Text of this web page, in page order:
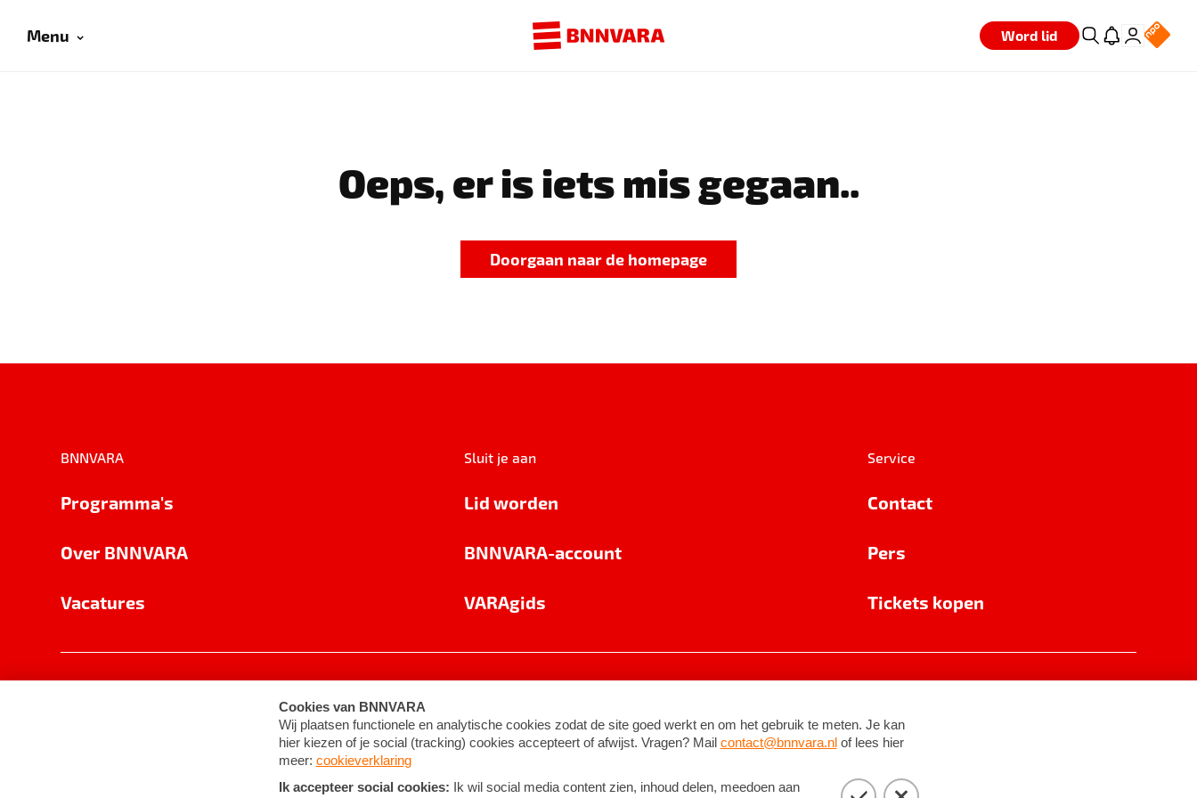
Menu Word lid
Oeps, er is iets mis gegaan..
Doorgaan naar de homepage
BNNVARA
Programma's
Over BNNVARA
Vacatures
Sluit je aan
Lid worden
BNNVARA-account
VARAgids
Service
Contact
Pers
Tickets kopen
Cookie-instellingen Algemene voorwaarden ©2026BNNVARA